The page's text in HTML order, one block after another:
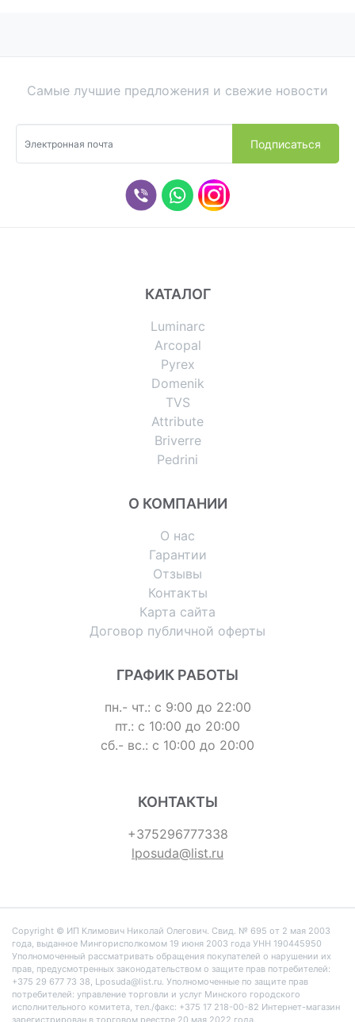
Самые лучшие предложения и свежие новости
КАТАЛОГ
Luminarc
Arcopal
Pyrex
Domenik
TVS
Attribute
Briverre
Pedrini
О КОМПАНИИ
О нас
Гарантии
Отзывы
Контакты
Карта сайта
Договор публичной оферты
ГРАФИК РАБОТЫ
пн.- чт.: с 9:00 до 22:00
пт.: с 10:00 до 20:00
сб.- вс.: с 10:00 до 20:00
КОНТАКТЫ
+375296777338
lposuda@list.ru
Copyright © ИП Климович Николай Олегович. Cвид. № 695 от 2 мая 2003
года, выданное Мингорисполкомом 19 июня 2003 года УНН 190445950
Уполномоченный рассматривать обращения покупателей о нарушении их
прав, предусмотренных законодательством о защите прав потребителей:
+375 29 677 73 38, Lposuda@list.ru. Уполномоченные по защите прав
потребителей: управление торговли и услуг Минского городского
исполнительного комитета, тел./факс: +375 17 218-00-82 Интернет-магазин
зарегистрирован в торговом реестре 20 мая 2022 года.